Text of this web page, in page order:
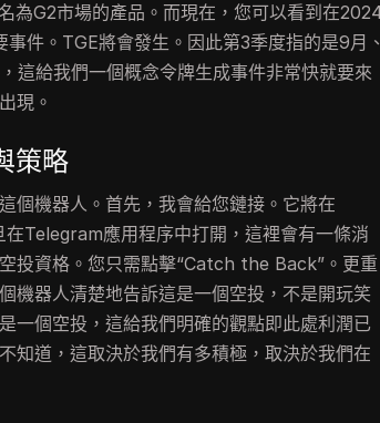
為G2市場的產品。而現在，您可以看到在2024
件。TGE將會發生。因此第3季度指的是9月、
這給我們一個概念令牌生成事件非常快就要來
現。
策略
個機器人。首先，我會給您鏈接。它將在
Telegram應用程序中打開，這裡會有一條消
投資格。您只需點擊“Catch the Back”。更重
機器人清楚地告訴這是一個空投，不是開玩笑
一個空投，這給我們明確的觀點即此處利潤已
知道，這取決於我們有多積極，取決於我們在